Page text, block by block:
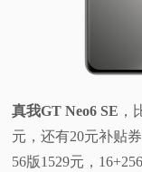
真我GT Neo6 SE ，
元，还有20元补贴
56版1529元，